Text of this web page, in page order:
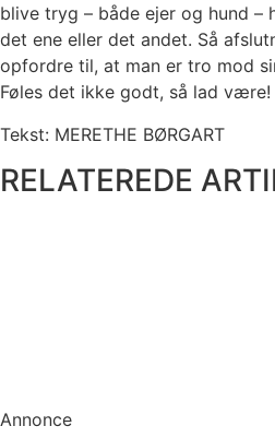
blive tryg – både ejer og hund –
det ene eller det andet. Så
opfordre til, at man er tro mod
Føles det ikke godt, så lad være!
Tekst: MERETHE BØRGART
RELATEREDE
Annonce